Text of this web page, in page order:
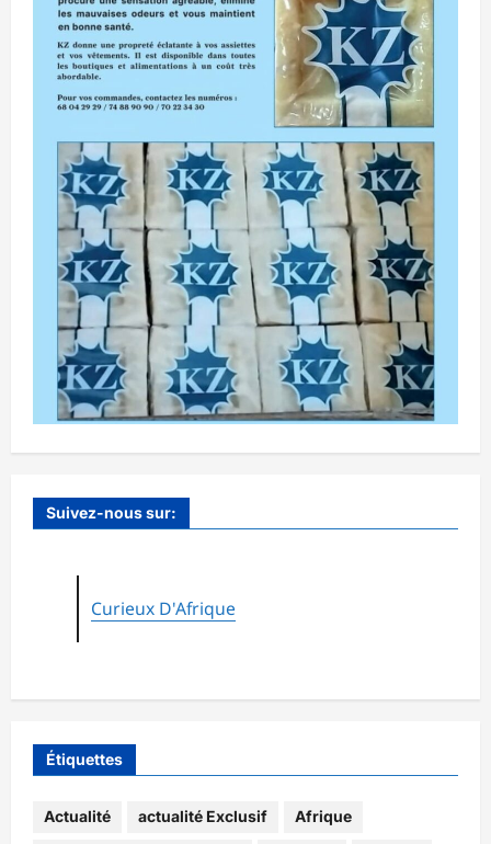
Suivez-nous sur:
Curieux D'Afrique
Étiquettes
Actualité actualité Exclusif Afrique